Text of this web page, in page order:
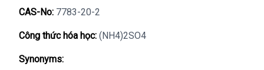
CAS-No: 7783-20-2
Công thức hóa học: (NH4)2SO4
Synonyms: